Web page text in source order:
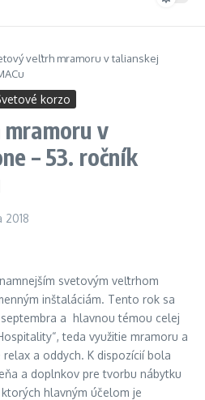
veľtrh mramoru v talianskej
korzo
v
– 53. ročník
2018
svetovým veľtrhom
inštaláciám. Tento rok sa
a hlavnou témou celej
teda využitie mramoru a
a oddych. K dispozícií bola
a doplnkov pre tvorbu nábytku
hlavným účelom je